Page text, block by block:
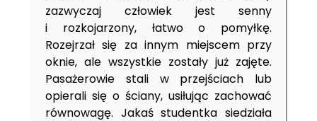
zazwyczaj człowiek jest senny
i rozkojarzony, łatwo o pomyłkę.
Rozejrzał się za innym miejscem przy
oknie, ale wszystkie zostały już zajęte.
Pasażerowie stali w przejściach lub
opierali się o ściany, usiłując zachować
równowagę. Jakaś studentka siedziała